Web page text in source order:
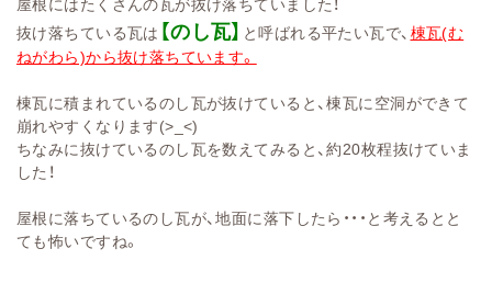
抜け落ちている瓦は 【のし瓦】 と呼ばれる平たい瓦で、 棟瓦(む
ねがわら)から抜け落ちています。
棟瓦に積まれているのし瓦が抜けていると、棟瓦に空洞ができて
崩れやすくなります(>_<)
ちなみに抜けているのし瓦を数えてみると、約20枚程抜けていま
した！
屋根に落ちているのし瓦が、地面に落下したら・・・と考えるとと
ても怖いですね。